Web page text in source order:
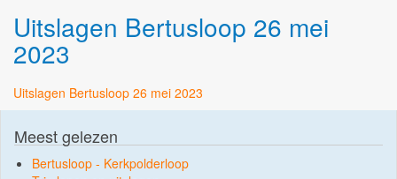
Uitslagen Bertusloop 26 mei
2023
Uitslagen Bertusloop 26 mei 2023
Meest gelezen
Bertusloop - Kerkpolderloop